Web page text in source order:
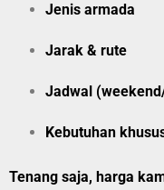
Jenis armada
Jarak & rute
Jadwal
Kebutuhan
Tenang saja, harga